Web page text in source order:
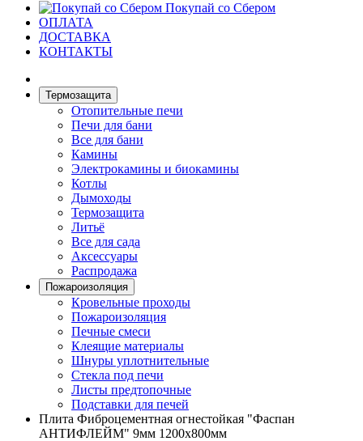
Покупай со Сбером
ОПЛАТА
ДОСТАВКА
КОНТАКТЫ
Термозащита
Отопительные печи
Печи для бани
Все для бани
Камины
Электрокамины и биокамины
Котлы
Дымоходы
Термозащита
Литьё
Все для сада
Аксессуары
Распродажа
Пожароизоляция
Кровельные проходы
Пожароизоляция
Печные смеси
Клеящие материалы
Шнуры уплотнительные
Стекла под печи
Листы предтопочные
Подставки для печей
Плита Фиброцементная огнестойкая "Фаспан
АНТИФЛЕЙМ" 9мм 1200х800мм